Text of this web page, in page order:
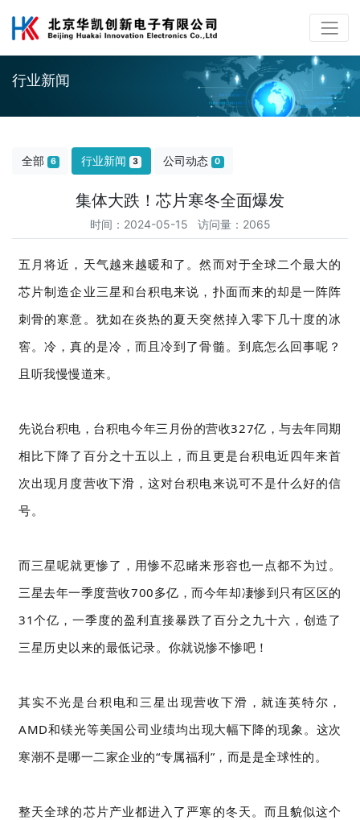
行业新闻
全部 6 行业新闻 3 公司动态 0
集体大跌！芯片寒冬全面爆发
时间：2024-05-15 访问量：2065
五月将近，天气越来越暖和了。然而对于全球二个最大的
芯片制造企业三星和台积电来说，扑面而来的却是一阵阵
刺骨的寒意。犹如在炎热的夏天突然掉入零下几十度的冰
窖。冷，真的是冷，而且冷到了骨髓。到底怎么回事呢？
且听我慢慢道来。
先说台积电，台积电今年三月份的营收327亿，与去年同期
相比下降了百分之十五以上，而且更是台积电近四年来首
次出现月度营收下滑，这对台积电来说可不是什么好的信
号。
而三星呢就更惨了，用惨不忍睹来形容也一点都不为过。
三星去年一季度营收700多亿，而今年却凄惨到只有区区的
31个亿，一季度的盈利直接暴跌了百分之九十六，创造了
三星历史以来的最低记录。你就说惨不惨吧！
其实不光是台积电和三星出现营收下滑，就连英特尔，
AMD和镁光等美国公司业绩均出现大幅下降的现象。这次
寒潮不是哪一二家企业的“专属福利”，而是是全球性的。
整天全球的芯片产业都进入了严寒的冬天。而且貌似这个